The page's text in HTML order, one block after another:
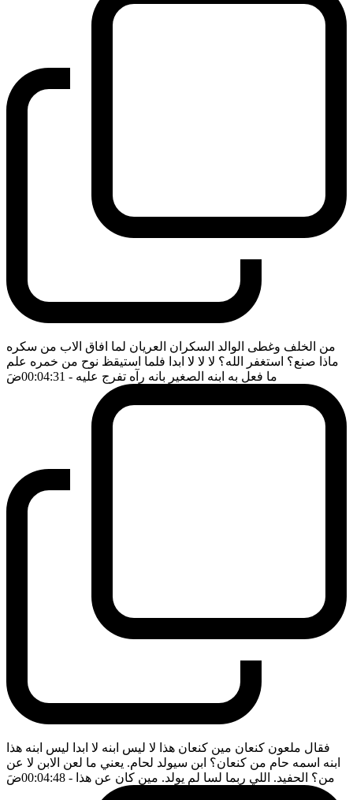
من الخلف وغطى الوالد السكران العريان لما افاق الاب من سكره
ماذا صنع؟ استغفر الله؟ لا لا لا ابدا فلما استيقظ نوح من خمره علم
ما فعل به ابنه الصغير بانه رآه تفرج عليه - 00:04:31 ضَ
فقال ملعون كنعان مين كنعان هذا لا ليس ابنه لا ابدا ليس ابنه هذا
ابنه اسمه حام من كنعان؟ ابن سيولد لحام. يعني ما لعن الابن لا عن
من؟ الحفيد. اللي ربما لسا لم يولد. مين كان عن هذا - 00:04:48 ضَ